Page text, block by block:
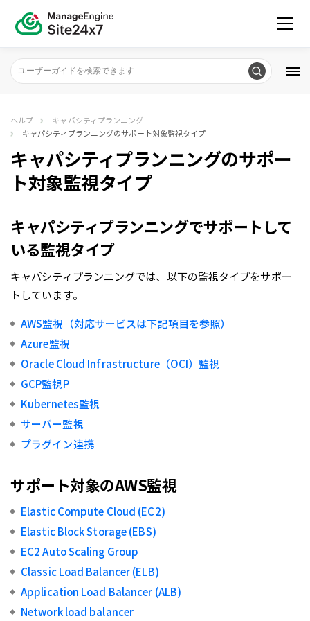
ヘルプ
キャパシティプランニング
キャパシティプランニングのサポート対象監視タイプ
キャパシティプランニングのサポー
ト対象監視タイプ
キャパシティプランニングでサポートして
いる監視タイプ
キャパシティプランニングでは、以下の監視タイプをサポー
トしています。
AWS監視（対応サービスは下記項目を参照）
Azure監視
Oracle Cloud Infrastructure（OCI）監視
GCP監視P
Kubernetes監視
サーバー監視
プラグイン連携
サポート対象のAWS監視
Elastic Compute Cloud (EC2)
Elastic Block Storage (EBS)
EC2 Auto Scaling Group
Classic Load Balancer (ELB)
Application Load Balancer (ALB)
Network load balancer